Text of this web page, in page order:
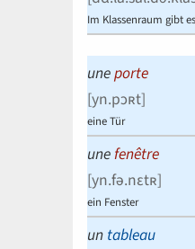
Im Klassenraum gibt
uneporte
[yn.pɔʀt]
eine Tür
unefenêtre
[yn.fə.nɛtʀ]
ein Fenster
un tableau